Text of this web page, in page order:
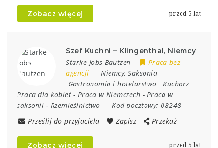
Zobacz więcej przed 5 lat
Szef Kuchni – Klingenthal, Niemcy
Starke Jobs Bautzen
Praca bez
agencji
Niemcy, Saksonia
Gastronomia i hotelarstwo - Kucharz -
Praca dla kobiet - Praca w Niemczech - Praca w
saksonii - Rzemieślnictwo Kod pocztowy: 08248
Prześlij do przyjaciela
Zapisz Przekaż
Zobacz więcej przed 5 lat